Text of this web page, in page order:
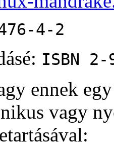
4-2
ISBN 2-
ennek
vagy